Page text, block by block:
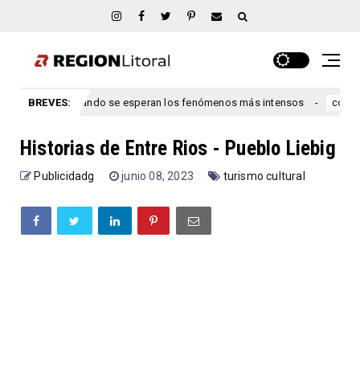
BREVES:
cuándo se esperan los fenómenos más intensos congreso
Historias de Entre Rios - Pueblo Liebig
Publicidadg junio 08, 2023 turismo cultural